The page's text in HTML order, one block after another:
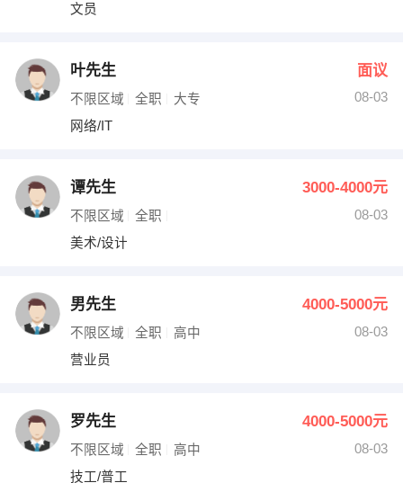
文员
叶先生 面议
不限区域 全职 大专
08-03
网络/IT
谭先生 3000-4000元
不限区域 全职
08-03
美术/设计
男先生 4000-5000元
不限区域 全职 高中
08-03
营业员
罗先生 4000-5000元
不限区域 全职 高中
08-03
技工/普工